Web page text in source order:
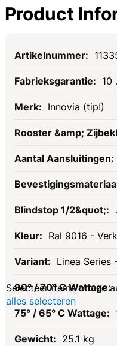
Product
Specificaties
10
Innovia (tip!)
Ral 9016 -
Linea Series
25.1 kg
Selecteer items om ze
alles selecteren